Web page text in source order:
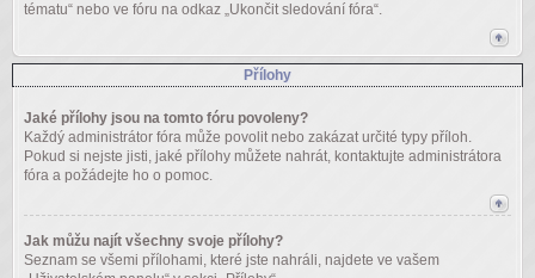
tématu“ nebo ve fóru na odkaz „Ukončit sledování fóra“.
Přílohy
Jaké přílohy jsou na tomto fóru povoleny?
Každý administrátor fóra může povolit nebo zakázat určité typy příloh.
Pokud si nejste jisti, jaké přílohy můžete nahrát, kontaktujte administrátora
fóra a požádejte ho o pomoc.
Jak můžu najít všechny svoje přílohy?
Seznam se všemi přílohami, které jste nahráli, najdete ve vašem